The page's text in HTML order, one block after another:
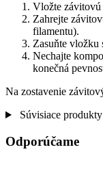
Vložte závitovú
Zahrejte
filamentu).
Zasuňte vložku
Nechajte
konečná
Na zostavenie
Súvisiace produkty
Odporúčame